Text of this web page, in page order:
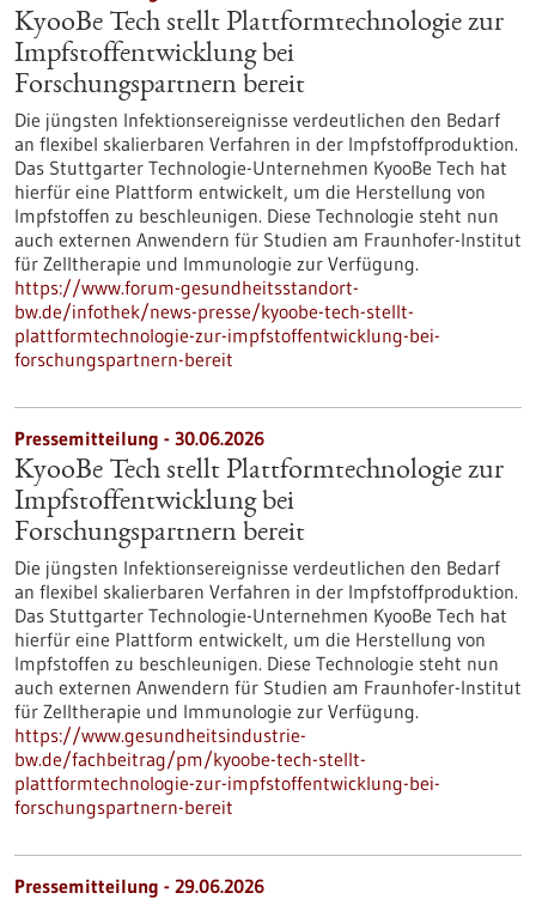
KyooBe Tech stellt Plattformtechnologie zur
Impfstoffentwicklung bei
Forschungspartnern bereit
Die jüngsten Infektionsereignisse verdeutlichen den Bedarf
an flexibel skalierbaren Verfahren in der Impfstoffproduktion.
Das Stuttgarter Technologie-Unternehmen KyooBe Tech hat
hierfür eine Plattform entwickelt, um die Herstellung von
Impfstoffen zu beschleunigen. Diese Technologie steht nun
auch externen Anwendern für Studien am Fraunhofer-Institut
für Zelltherapie und Immunologie zur Verfügung.
https://www.forum-gesundheitsstandort-
bw.de/infothek/news-presse/kyoobe-tech-stellt-
plattformtechnologie-zur-impfstoffentwicklung-bei-
forschungspartnern-bereit
Pressemitteilung - 30.06.2026
KyooBe Tech stellt Plattformtechnologie zur
Impfstoffentwicklung bei
Forschungspartnern bereit
Die jüngsten Infektionsereignisse verdeutlichen den Bedarf
an flexibel skalierbaren Verfahren in der Impfstoffproduktion.
Das Stuttgarter Technologie-Unternehmen KyooBe Tech hat
hierfür eine Plattform entwickelt, um die Herstellung von
Impfstoffen zu beschleunigen. Diese Technologie steht nun
auch externen Anwendern für Studien am Fraunhofer-Institut
für Zelltherapie und Immunologie zur Verfügung.
https://www.gesundheitsindustrie-
bw.de/fachbeitrag/pm/kyoobe-tech-stellt-
plattformtechnologie-zur-impfstoffentwicklung-bei-
forschungspartnern-bereit
Pressemitteilung - 29.06.2026